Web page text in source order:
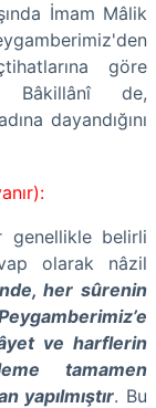
İmam Mâlik
göre
Bâkillânî de,
dayandığını
genellikle belirli
olarak nâzil
her sûrenin
ve harflerin
tamamen
yapılmıştır. Bu